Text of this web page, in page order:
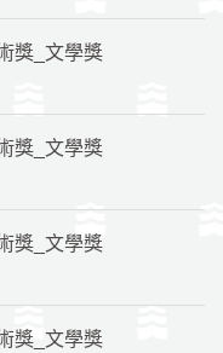
獎_文學獎
獎_文學獎
獎_文學獎
獎_文學獎